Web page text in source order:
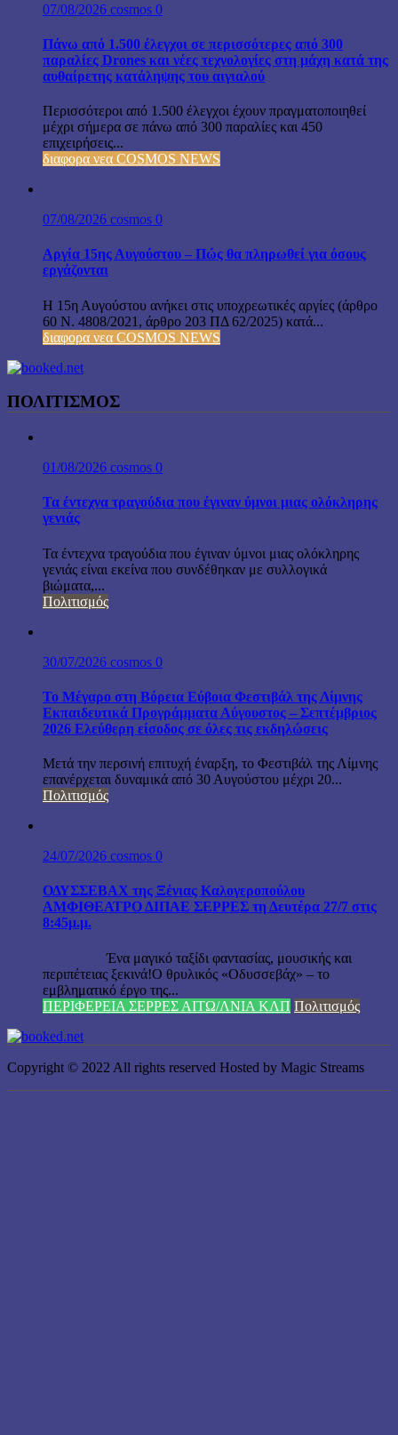
07/08/2026 cosmos 0
Πάνω από 1.500 έλεγχοι σε περισσότερες από 300
παραλίες Drones και νέες τεχνολογίες στη μάχη κατά της
αυθαίρετης κατάληψης του αιγιαλού
Περισσότεροι από 1.500 έλεγχοι έχουν πραγματοποιηθεί
μέχρι σήμερα σε πάνω από 300 παραλίες και 450
επιχειρήσεις...
διαφορα νεα COSMOS NEWS
07/08/2026 cosmos 0
Αργία 15ης Αυγούστου – Πώς θα πληρωθεί για όσους
εργάζονται
Η 15η Αυγούστου ανήκει στις υποχρεωτικές αργίες (άρθρο
60 Ν. 4808/2021, άρθρο 203 ΠΔ 62/2025) κατά...
διαφορα νεα COSMOS NEWS
ΠΟΛΙΤΙΣΜΟΣ
01/08/2026 cosmos 0
Τα έντεχνα τραγούδια που έγιναν ύμνοι μιας ολόκληρης
γενιάς
Τα έντεχνα τραγούδια που έγιναν ύμνοι μιας ολόκληρης
γενιάς είναι εκείνα που συνδέθηκαν με συλλογικά
βιώματα,...
Πολιτισμός
30/07/2026 cosmos 0
Το Μέγαρο στη Βόρεια Εύβοια Φεστιβάλ της Λίμνης
Εκπαιδευτικά Προγράμματα Αύγουστος – Σεπτέμβριος
2026 Ελεύθερη είσοδος σε όλες τις εκδηλώσεις
Μετά την περσινή επιτυχή έναρξη, το Φεστιβάλ της Λίμνης
επανέρχεται δυναμικά από 30 Αυγούστου μέχρι 20...
Πολιτισμός
24/07/2026 cosmos 0
ΟΔΥΣΣΕΒΑΧ της Ξένιας Καλογεροπούλου
ΑΜΦΙΘΕΑΤΡΟ ΔΙΠΑΕ ΣΕΡΡΕΣ τη Δευτέρα 27/7 στις
8:45μ.μ.
Ένα μαγικό ταξίδι φαντασίας, μουσικής και
περιπέτειας ξεκινά!Ο θρυλικός «Οδυσσεβάχ» – το
εμβληματικό έργο της...
ΠΕΡΙΦΕΡΕΙΑ ΣΕΡΡΕΣ ΑΙΤΩ/ΛΝΙΑ ΚΛΠ Πολιτισμός
Copyright © 2022 All rights reserved Hosted by Magic Streams